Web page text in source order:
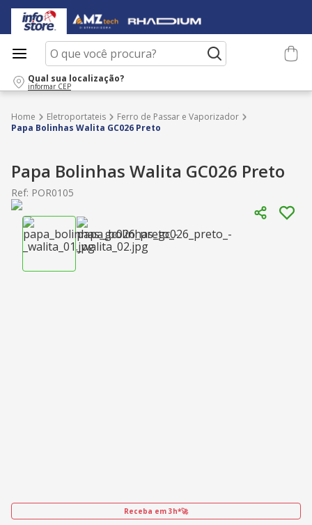
O que você procura?
Qual sua localização?
informar CEP
Eletroportateis
Ferro de Passar e Vaporizador
Papa Bolinhas Walita GC026 Preto
Papa Bolinhas Walita GC026 Preto
Ref: POR0105
Receba em 3h*🚀